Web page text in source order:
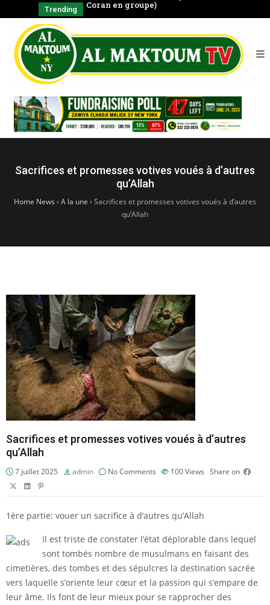
Trending Coran en groupe)
الشّيخ
Sacrifices et promesses votives voués à d’autres
qu’Allah
Home News › A la une › Sacrifices et promesses votives voués à d’autres
qu’Allah
Sacrifices et promesses votives voués à d’autres
qu’Allah
7 juillet 2025 admin No Comments 100Views Share on
1ère partie: vouer un sacrifice à d’autres qu’Allah
Il est triste de constater l’état déplorable dans lequel
sont tombés nombre de musulmans en faisant des
cimetières, des tombes et des sépulcres la destination sacrée
vers laquelle s’oriente leur cœur et la passion qui s’empare de
leur âme. Ils font de leur mieux pour se rapprocher des